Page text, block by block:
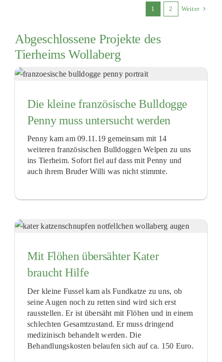
1 2 Weiter
Abgeschlossene Projekte des
Tierheims Wollaberg
Die kleine französische Bulldogge
Penny muss untersucht werden
Penny kam am 09.11.19 gemeinsam mit 14
weiteren französischen Bulldoggen Welpen zu uns
ins Tierheim. Sofort fiel auf dass mit Penny und
auch ihrem Bruder Willi was nicht stimmte.
Mit Flöhen übersähter Kater
braucht Hilfe
Der kleine Fussel kam als Fundkatze zu uns, ob
seine Augen noch zu retten sind wird sich erst
rausstellen. Er ist übersäht mit Flöhen und in einem
schlechten Gesamtzustand. Er muss dringend
medizinisch behandelt werden. Die
Behandlungskosten belaufen sich auf ca. 150 Euro.